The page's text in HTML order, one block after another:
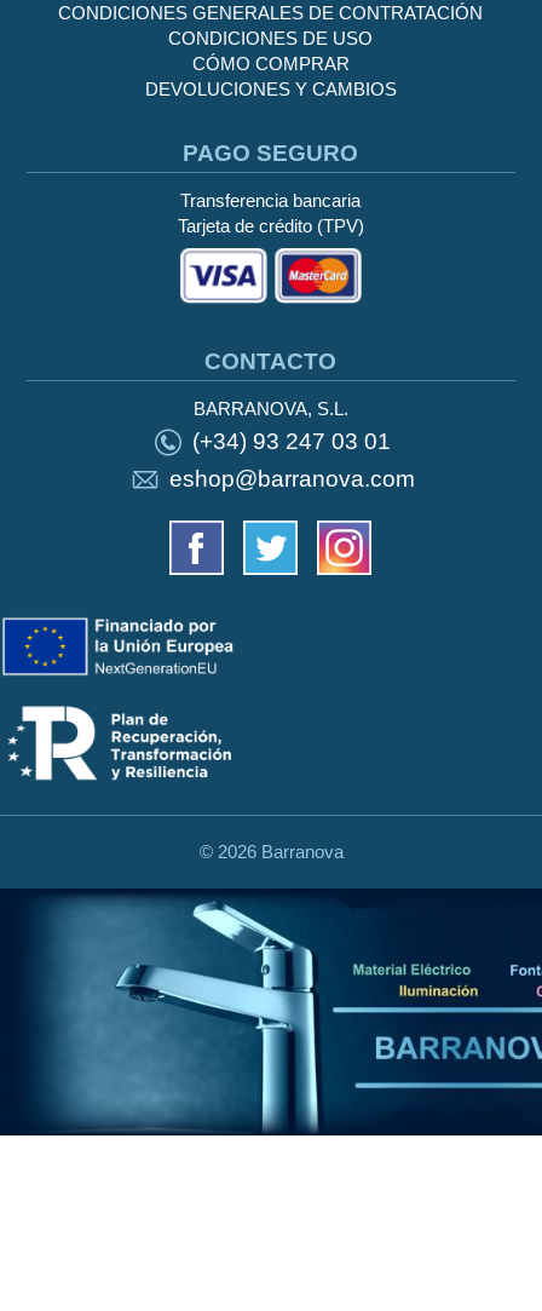
CONDICIONES GENERALES DE CONTRATACIÓN
CONDICIONES DE USO
CÓMO COMPRAR
DEVOLUCIONES Y CAMBIOS
PAGO SEGURO
Transferencia bancaria
Tarjeta de crédito (TPV)
CONTACTO
BARRANOVA, S.L.
(+34) 93 247 03 01
eshop@barranova.com
©2026 Barranova